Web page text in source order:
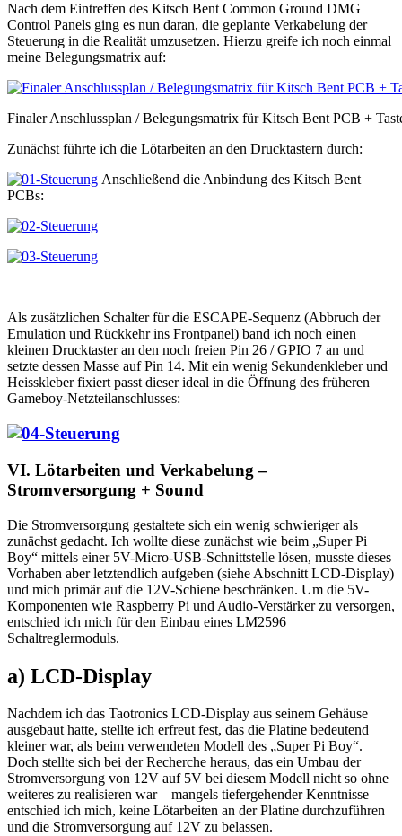
Nach dem Eintreffen des Kitsch Bent Common Ground DMG
Control Panels ging es nun daran, die geplante Verkabelung der
Steuerung in die Realität umzusetzen. Hierzu greife ich noch einmal
meine Belegungsmatrix auf:
Finaler Anschlussplan / Belegungsmatrix für Kitsch Bent PCB +
Zunächst führte ich die Lötarbeiten an den Drucktastern durch:
Anschließend die Anbindung des Kitsch Bent
PCBs:
Als zusätzlichen Schalter für die ESCAPE-Sequenz (Abbruch der
Emulation und Rückkehr ins Frontpanel) band ich noch einen
kleinen Drucktaster an den noch freien Pin 26 / GPIO 7 an und
setzte dessen Masse auf Pin 14. Mit ein wenig Sekundenkleber und
Heisskleber fixiert passt dieser ideal in die Öffnung des früheren
Gameboy-Netzteilanschlusses:
VI. Lötarbeiten und Verkabelung –
Stromversorgung + Sound
Die Stromversorgung gestaltete sich ein wenig schwieriger als
zunächst gedacht. Ich wollte diese zunächst wie beim „Super Pi
Boy“ mittels einer 5V-Micro-USB-Schnittstelle lösen, musste dieses
Vorhaben aber letztendlich aufgeben (siehe Abschnitt LCD-Display)
und mich primär auf die 12V-Schiene beschränken. Um die 5V-
Komponenten wie Raspberry Pi und Audio-Verstärker zu versorgen,
entschied ich mich für den Einbau eines LM2596
Schaltreglermoduls.
a) LCD-Display
Nachdem ich das Taotronics LCD-Display aus seinem Gehäuse
ausgebaut hatte, stellte ich erfreut fest, das die Platine bedeutend
kleiner war, als beim verwendeten Modell des „Super Pi Boy“.
Doch stellte sich bei der Recherche heraus, das ein Umbau der
Stromversorgung von 12V auf 5V bei diesem Modell nicht so ohne
weiteres zu realisieren war – mangels tiefergehender Kenntnisse
entschied ich mich, keine Lötarbeiten an der Platine durchzuführen
und die Stromversorgung auf 12V zu belassen.